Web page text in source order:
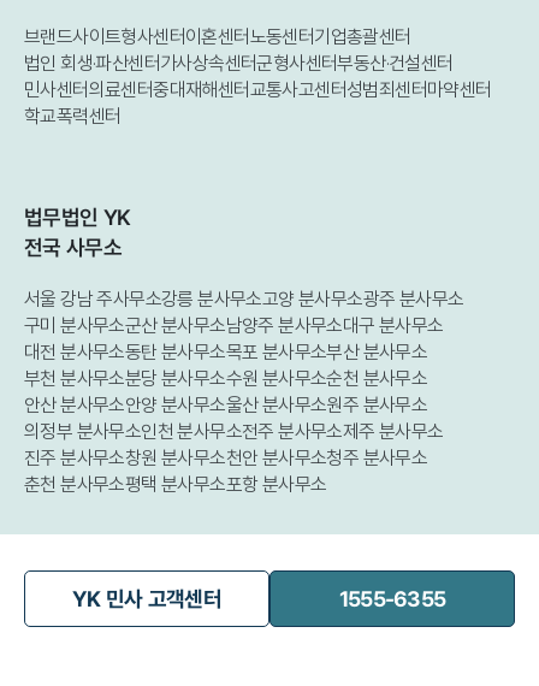
브랜드사이트형사센터이혼센터노동센터기업총괄센터
법인 회생·파산센터가사상속센터군형사센터부동산·건설센터
민사센터의료센터중대재해센터교통사고센터성범죄센터마약센터
학교폭력센터
법무법인 YK
전국 사무소
서울 강남 주사무소강릉 분사무소고양 분사무소광주 분사무소
구미 분사무소군산 분사무소남양주 분사무소대구 분사무소
대전 분사무소동탄 분사무소목포 분사무소부산 분사무소
부천 분사무소분당 분사무소수원 분사무소순천 분사무소
안산 분사무소안양 분사무소울산 분사무소원주 분사무소
의정부 분사무소인천 분사무소전주 분사무소제주 분사무소
진주 분사무소창원 분사무소천안 분사무소청주 분사무소
춘천 분사무소평택 분사무소포항 분사무소
YK 민사 고객센터 1555-6355